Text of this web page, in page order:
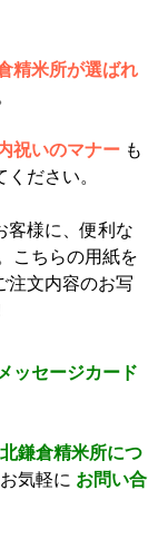
精米所が選ばれ
祝いのマナー も
ださい。
客様に、便利な
こちらの用紙を
注文内容のお写
メッセージカード
北鎌倉精米所につ
気軽に お問い合